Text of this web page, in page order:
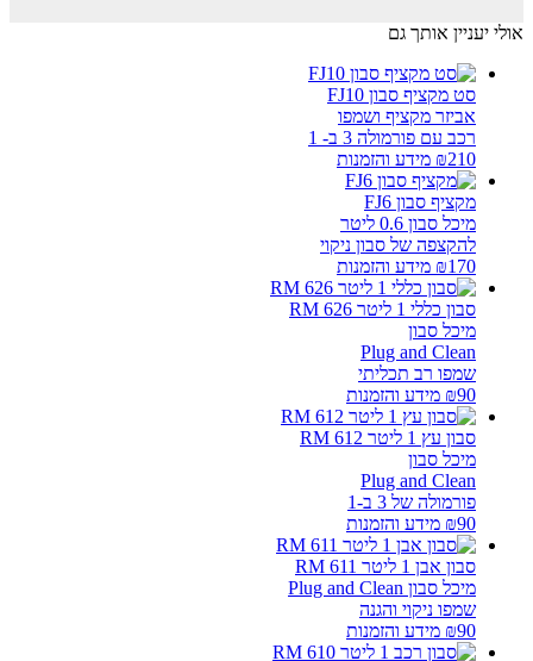
אולי יעניין אותך גם
סט מקציף סבון FJ10
אביזר מקציף ושמפו
רכב עם פורמולה 3 ב- 1
₪210 מידע והזמנות
מקציף סבון FJ6
מיכל סבון 0.6 ליטר
להקצפה של סבון ניקוי
₪170 מידע והזמנות
סבון כללי 1 ליטר RM 626
מיכל סבון
Plug and Clean
שמפו רב תכליתי
₪90 מידע והזמנות
סבון עץ 1 ליטר RM 612
מיכל סבון
Plug and Clean
פורמולה של 3 ב-1
₪90 מידע והזמנות
סבון אבן 1 ליטר RM 611
מיכל סבון Plug and Clean
שמפו ניקוי והגנה
₪90 מידע והזמנות